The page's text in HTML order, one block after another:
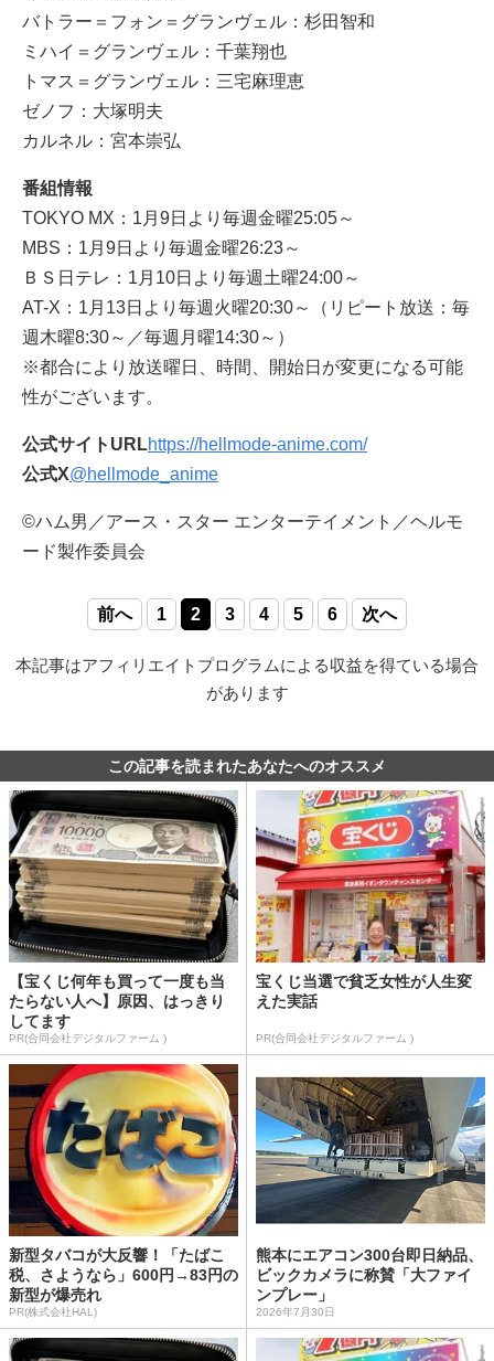
バトラー＝フォン＝グランヴェル：杉田智和
ミハイ＝グランヴェル：千葉翔也
トマス＝グランヴェル：三宅麻理恵
ゼノフ：大塚明夫
カルネル：宮本崇弘
番組情報
TOKYO MX：1月9日より毎週金曜25:05～
MBS：1月9日より毎週金曜26:23～
ＢＳ日テレ：1月10日より毎週土曜24:00～
AT-X：1月13日より毎週火曜20:30～（リピート放送：毎
週木曜8:30～／毎週月曜14:30～）
※都合により放送曜日、時間、開始日が変更になる可能
性がございます。
公式サイトURLhttps://hellmode-anime.com/
公式X@hellmode_anime
©ハム男／アース・スター エンターテイメント／ヘルモ
ード製作委員会
前へ 1 2 3 4 5 6 次へ
本記事はアフィリエイトプログラムによる収益を得ている場合
があります
この記事を読まれたあなたへのオススメ
【宝くじ何年も買って一度も当
たらない人へ】原因、はっきり
してます
PR(合同会社デジタルファーム )
宝くじ当選で貧乏女性が人生変
えた実話
PR(合同会社デジタルファーム )
新型タバコが大反響！「たばこ
税、さようなら」600円→83円の
新型が爆売れ
PR(株式会社HAL)
熊本にエアコン300台即日納品、
ビックカメラに称賛「大ファイ
ンプレー」
2026年7月30日